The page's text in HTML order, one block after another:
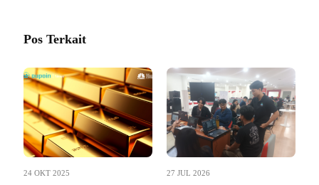
Pos Terkait
24 OKT 2025 27 JUL 2026